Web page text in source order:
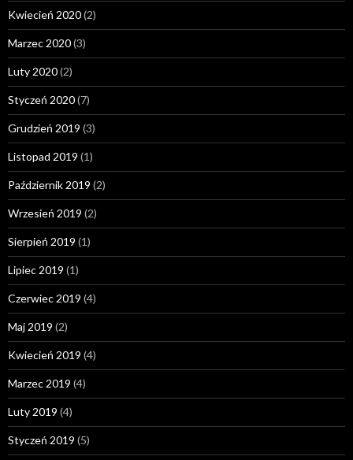
Kwiecień 2020(2)
Marzec 2020(3)
Luty 2020(2)
Styczeń 2020(7)
Grudzień 2019 (3)
Listopad 2019 (1)
Październik 2019 (2)
Wrzesień 2019 (2)
Sierpień 2019 (1)
Lipiec 2019 (1)
Czerwiec 2019 (4)
Maj 2019 (2)
Kwiecień 2019 (4)
Marzec 2019 (4)
Luty 2019 (4)
Styczeń 2019 (5)